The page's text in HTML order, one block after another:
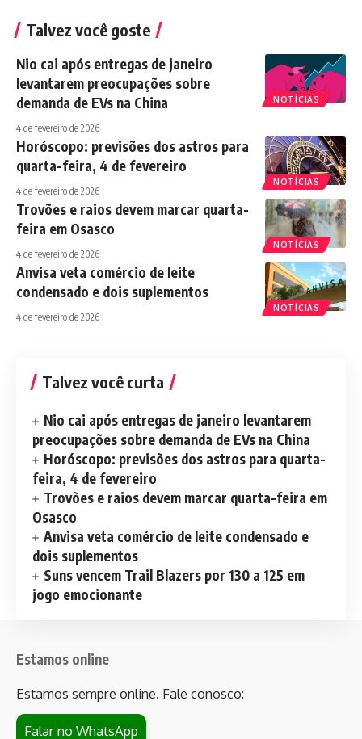
Talvez você goste
NOTÍCIAS
Nio cai após entregas de janeiro
levantarem preocupações sobre
demanda de EVs na China
4 de fevereiro de 2026
NOTÍCIAS
Horóscopo: previsões dos astros para
quarta-feira, 4 de fevereiro
4 de fevereiro de 2026
NOTÍCIAS
Trovões e raios devem marcar quarta-
feira em Osasco
4 de fevereiro de 2026
NOTÍCIAS
Anvisa veta comércio de leite
condensado e dois suplementos
4 de fevereiro de 2026
Talvez você curta
Nio cai após entregas de janeiro levantarem
preocupações sobre demanda de EVs na China
Horóscopo: previsões dos astros para quarta-
feira, 4 de fevereiro
Trovões e raios devem marcar quarta-feira em
Osasco
Anvisa veta comércio de leite condensado e
dois suplementos
Suns vencem Trail Blazers por 130 a 125 em
jogo emocionante
Estamos online
Estamos sempre online. Fale conosco:
Falar no WhatsApp